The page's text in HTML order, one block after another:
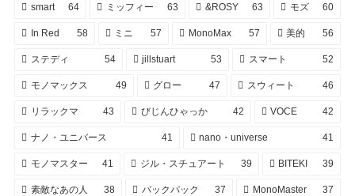
smart 64 ミッフィー 63 &ROSY 63 モズ 60
In Red 58 ミニ 57 MonoMax 57 美的 56
ステディ 54 jillstuart 53 スマート 52
モノマックス 49 グロー 47 スウィート 46
リラックマ 43 びじんひゃっか 42 VOCE 42
ナノ・ユニバース 41 nano・universe 41
モノマスター 41 ジル・スチュアート 39 BITEKI 39
素敵なあの人 38 バックパック 37 MonoMaster 37